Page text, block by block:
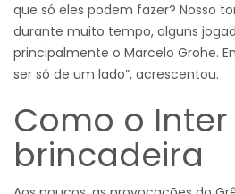
que só eles podem fazer? Nosso
durante muito tempo, alguns
principalmente o Marcelo Grohe.
ser só de um lado”, acrescentou.
Como o
brincadeira